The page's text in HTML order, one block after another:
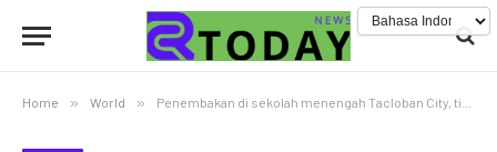
Home » World » Penembakan di sekolah menengah Tacloban City, tiga tewas, 20 terluka